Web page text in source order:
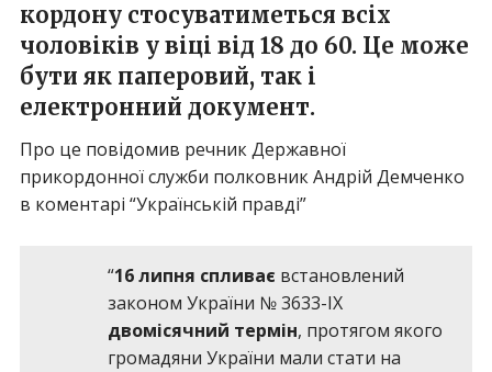
кордону стосуватиметься всіх
чоловіків у віці від 18 до 60. Це може
бути як паперовий, так і
електронний документ.
Про це повідомив речник Державної
прикордонної служби полковник Андрій Демченко
в коментарі “Українській правді”
“16 липня спливає встановлений
законом України № 3633-IX
двомісячний термін, протягом якого
громадяни України мали стати на